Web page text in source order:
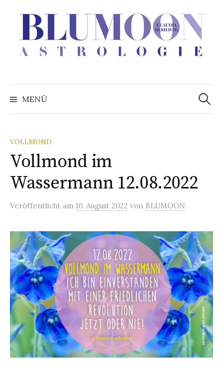
überspringen
MENÜ
Suchen
nach:
VOLLMOND
Vollmond im
Wassermann 12.08.2022
Veröffentlicht am 10. August 2022 von BLUMOON